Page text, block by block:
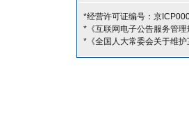
*经营许可证编号：京
*《互联网电子公告服务管理
*《全国人大常委会关于维护